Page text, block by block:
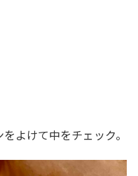
よけて中をチェック。